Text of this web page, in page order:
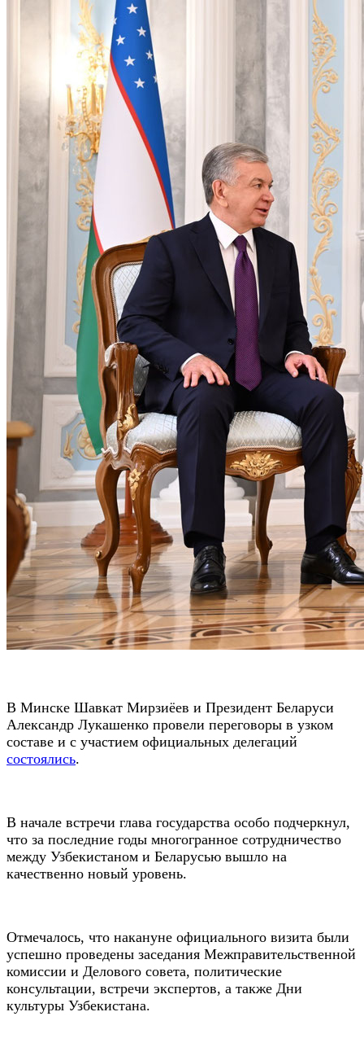
В Минске Шавкат Мирзиёев и Президент Беларуси
Александр Лукашенко провели переговоры в узком
составе и с участием официальных делегаций
состоялись.
В начале встречи глава государства особо подчеркнул,
что за последние годы многогранное сотрудничество
между Узбекистаном и Беларусью вышло на
качественно новый уровень.
Отмечалось, что накануне официального визита были
успешно проведены заседания Межправительственной
комиссии и Делового совета, политические
консультации, встречи экспертов, а также Дни
культуры Узбекистана.